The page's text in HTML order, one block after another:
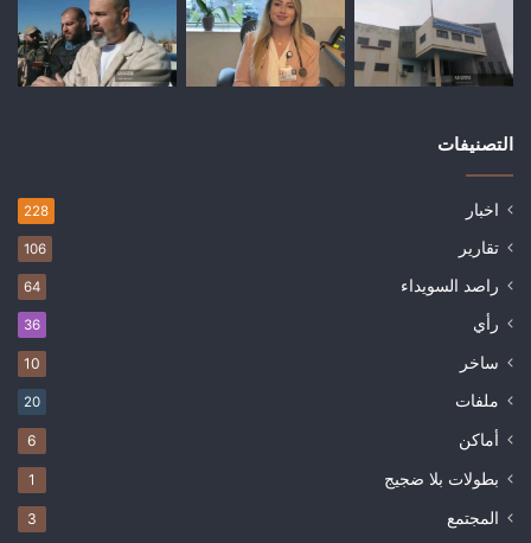
التصنيفات
اخبار 228
تقارير 106
راصد السويداء 64
رأي 36
ساخر 10
ملفات 20
أماكن 6
بطولات بلا ضجيج 1
المجتمع 3